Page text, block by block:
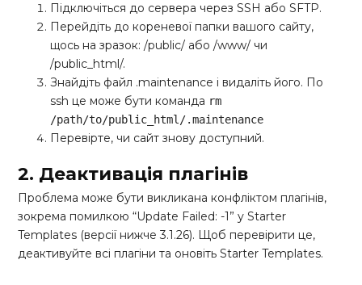
Підключіться до сервера через SSH або SFTP.
Перейдіть до кореневої папки вашого сайту,
щось на зразок: /public/ або /www/ чи
/public_html/.
Знайдіть файл .maintenance і видаліть його. По
ssh це може бути команда rm
/path/to/public_html/.maintenance
Перевірте, чи сайт знову доступний.
2. Деактивація плагінів
Проблема може бути викликана конфліктом плагінів,
зокрема помилкою “Update Failed: -1” у Starter
Templates (версії нижче 3.1.26). Щоб перевірити це,
деактивуйте всі плагіни та оновіть Starter Templates.